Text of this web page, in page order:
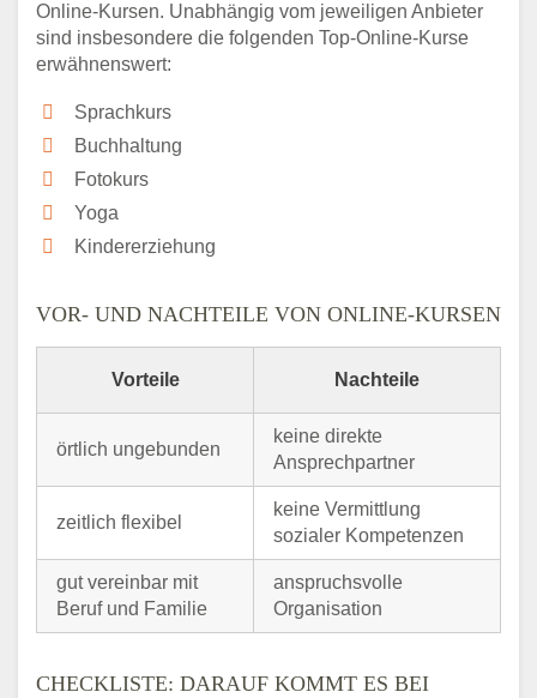
Online-Kursen. Unabhängig vom jeweiligen Anbieter
sind insbesondere die folgenden Top-Online-Kurse
erwähnenswert:
Sprachkurs
Buchhaltung
Fotokurs
Yoga
Kindererziehung
VOR- UND NACHTEILE VON ONLINE-KURSEN
Vorteile Nachteile
örtlich ungebunden
keine direkte
Ansprechpartner
zeitlich flexibel
keine Vermittlung
sozialer Kompetenzen
gut vereinbar mit
Beruf und Familie
anspruchsvolle
Organisation
CHECKLISTE: DARAUF KOMMT ES BEI